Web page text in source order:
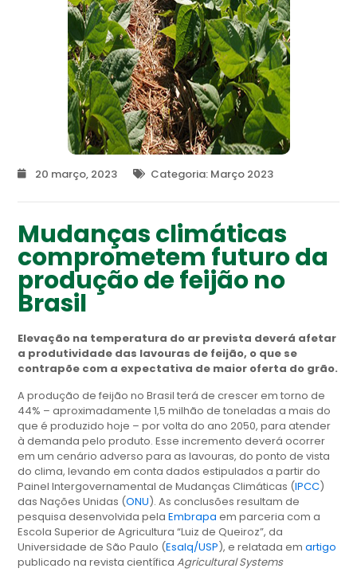
20 março, 2023 Categoria: Março 2023
Mudanças climáticas
comprometem futuro da
produção de feijão no
Brasil
Elevação na temperatura do ar prevista deverá afetar
a produtividade das lavouras de feijão, o que se
contrapõe com a expectativa de maior oferta do grão.
A produção de feijão no Brasil terá de crescer em torno de
44% – aproximadamente 1,5 milhão de toneladas a mais do
que é produzido hoje – por volta do ano 2050, para atender
à demanda pelo produto. Esse incremento deverá ocorrer
em um cenário adverso para as lavouras, do ponto de vista
do clima, levando em conta dados estipulados a partir do
Painel Intergovernamental de Mudanças Climáticas (IPCC)
das Nações Unidas (ONU). As conclusões resultam de
pesquisa desenvolvida pelaEmbrapa em parceria com a
Escola Superior de Agricultura “Luiz de Queiroz”, da
Universidade de São Paulo (Esalq/USP), e relatada emartigo
publicado na revista científicaAgricultural Systems